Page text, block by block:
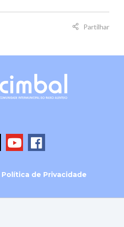
Partilhar
Política de Privacidade